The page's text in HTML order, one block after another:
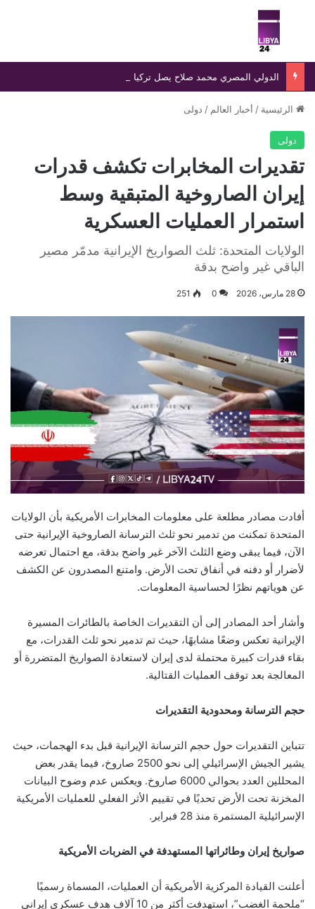
بحث عن
الرئيسية / أخبار العالم / دولى
دولى
تقديرات المخابرات تكشف قدرات
إيران الصاروخية المتبقية وسط
استمرار العمليات العسكرية
الولايات المتحدة: ثلث الصواريخ الإيرانية مدمّر مصير
الباقي غير واضح بدقة
28 مارس، 2026 0
251
أفادت مصادر مطلعة على معلومات المخابرات الأمريكية بأن الولايات
المتحدة تمكنت من تدمير نحو ثلث الترسانة الصاروخية الإيرانية حتى
الآن، فيما يبقى وضع الثلث الآخر غير واضح بدقة، مع احتمال تعرضه
لأضرار أو دفنه في أنفاق تحت الأرض. وامتنع المصدرون عن الكشف
عن هوياتهم نظرًا لحساسية المعلومات.
وأشار أحد المصادر إلى أن التقديرات الخاصة بالطائرات المسيرة
الإيرانية تعكس وضعًا مشابهًا، حيث تم تدمير نحو ثلث القدرات، مع
بقاء قدرات كبيرة محتملة لدى إيران لاستعادة الصواريخ المتضررة أو
المعالجة بعد توقف العمليات القتالية.
حجم الترسانة ومحدودية التقديرات
تتباين التقديرات حول حجم الترسانة الإيرانية قبل بدء الهجمات، حيث
يشير الجيش الإسرائيلي إلى نحو 2500 صاروخ، فيما يقدر بعض
المحللين العدد بحوالي 6000 صاروخ. ويعكس عدم وضوح البيانات
المخزنة تحت الأرض تحديًا في تقييم الأثر الفعلي للعمليات الأمريكية
الإسرائيلية المستمرة منذ 28 فبراير.
صواريخ إيران وطائراتها المستهدفة في الضربات الأمريكية
أعلنت القيادة المركزية الأمريكية أن العمليات، المسماة رسميًا
“ملحمة الغضب”، استهدفت أكثر من 10 آلاف هدف عسكري إيراني